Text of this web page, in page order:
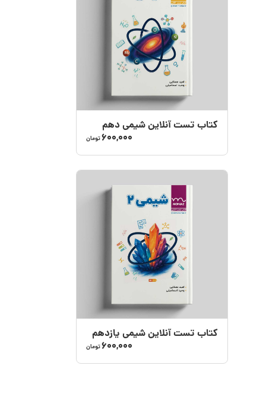
کتاب تست آنلاین شیمی دهم
600,000تومان
کتاب تست آنلاین شیمی یازدهم
600,000تومان